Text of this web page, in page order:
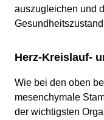
auszugleichen und
Herz-Kreislauf-
Wie bei den oben
mesenchymale
der wichtigsten